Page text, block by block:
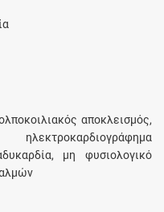
αποκλεισμός,
μη φυσιολογικό